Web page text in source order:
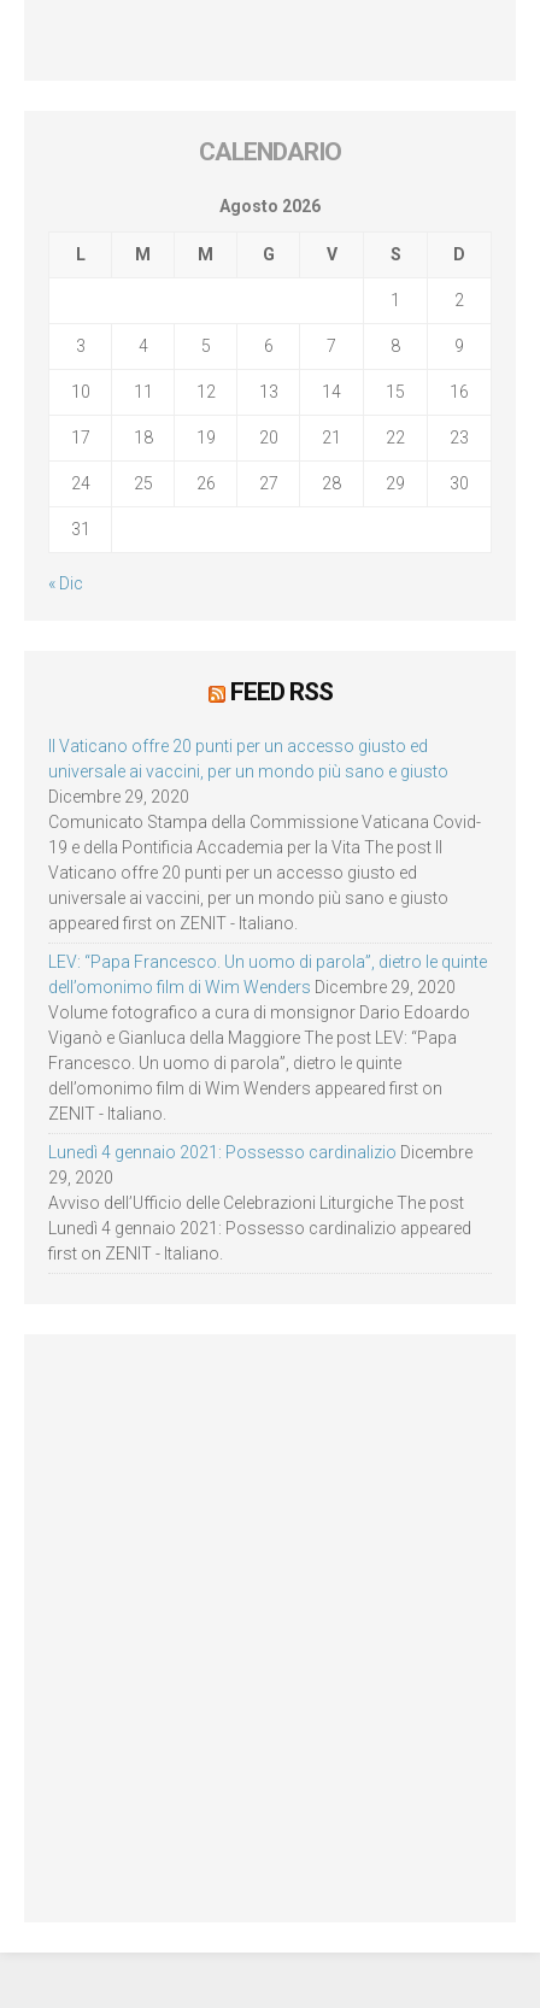
CALENDARIO
Agosto 2026
L M M G V S D
1 2
3 4 5 6 7 8 9
10 11 12 13 14 15 16
17 18 19 20 21 22 23
24 25 26 27 28 29 30
31
« Dic
FEED RSS
Il Vaticano offre 20 punti per un accesso giusto ed
universale ai vaccini, per un mondo più sano e giusto
Dicembre 29, 2020
Comunicato Stampa della Commissione Vaticana Covid-
19 e della Pontificia Accademia per la Vita The post Il
Vaticano offre 20 punti per un accesso giusto ed
universale ai vaccini, per un mondo più sano e giusto
appeared first on ZENIT - Italiano.
LEV: “Papa Francesco. Un uomo di parola”, dietro le quinte
dell’omonimo film di Wim Wenders Dicembre 29, 2020
Volume fotografico a cura di monsignor Dario Edoardo
Viganò e Gianluca della Maggiore The post LEV: “Papa
Francesco. Un uomo di parola”, dietro le quinte
dell’omonimo film di Wim Wenders appeared first on
ZENIT - Italiano.
Lunedì 4 gennaio 2021: Possesso cardinalizio Dicembre
29, 2020
Avviso dell’Ufficio delle Celebrazioni Liturgiche The post
Lunedì 4 gennaio 2021: Possesso cardinalizio appeared
first on ZENIT - Italiano.